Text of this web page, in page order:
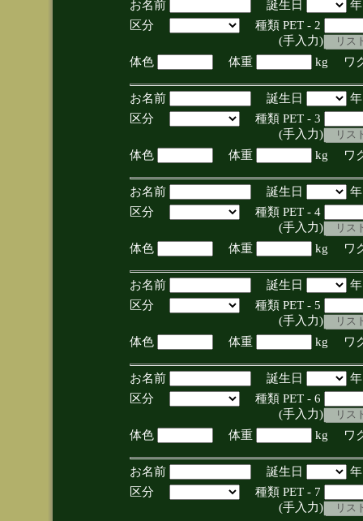
お名前 誕生日
区分
種類 PET - 2
(手入力)
体色
体重 kg ワ
お名前 誕生日
区分
種類 PET - 3
(手入力)
体色
体重 kg ワ
お名前 誕生日
区分
種類 PET - 4
(手入力)
体色
体重 kg ワ
お名前 誕生日
区分
種類 PET - 5
(手入力)
体色
体重 kg ワ
お名前 誕生日
区分
種類 PET - 6
(手入力)
体色
体重 kg ワ
お名前 誕生日
区分
種類 PET - 7
(手入力)